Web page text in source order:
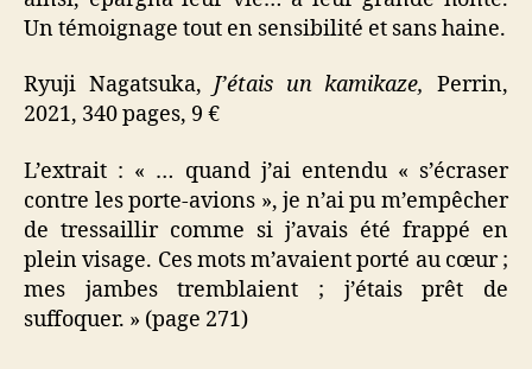
Un témoignage tout en sensibilité et sans haine.
Ryuji Nagatsuka, J’étais un kamikaze,Perrin,
2021, 340 pages, 9 €
L’extrait : « … quand j’ai entendu « s’écraser
contre les porte-avions », je n’ai pu m’empêcher
de tressaillir comme si j’avais été frappé en
plein visage. Ces mots m’avaient porté au cœur ;
mes jambes tremblaient ; j’étais prêt de
suffoquer. » (page 271)